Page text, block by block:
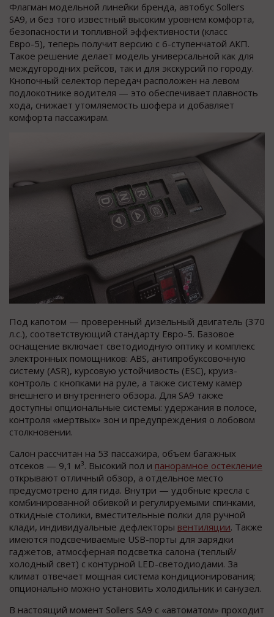
Флагман модельной линейки бренда, автобус Sollers
SA9, и без того известный высоким уровнем комфорта,
безопасности и топливной эффективности (класс
Евро-5), теперь получит версию с 6-ступенчатой АКП.
Такое решение делает модель универсальной как для
междугородних рейсов, так и для экскурсий по городу.
Кнопочный селектор передач расположен на левом
подлокотнике водителя — это обеспечивает плавность
хода, снижает утомляемость шофера и добавляет
комфорта пассажирам.
Под капотом — проверенный дизельный двигатель (370
л.с.), соответствующий стандарту Евро-5. Базовое
оснащение включает светодиодную оптику и комплекс
электронных помощников: ABS, антипробуксовочную
систему (ASR), курсовую устойчивость (ESC), круиз-
контроль с кнопками на руле, а также систему камер
внешнего и внутреннего обзора. Для SA9 также
доступны опциональные системы: удержания в полосе,
контроля «мертвых» зон и предупреждения о лобовом
столкновении.
Салон рассчитан на 53 пассажира, объем багажных
отсеков — 9,1 м³. Высокий пол и панорамное остекление
открывают отличный обзор, а отдельное место
предусмотрено для гида. Внутри — удобные кресла с
комбинированной обивкой и регулируемыми спинками,
откидные столики, вместительные полки для ручной
клади, индивидуальные дефлекторы вентиляции. Также
имеются подсвечиваемые USB-порты для зарядки
гаджетов, атмосферная подсветка салона (теплый/
холодный свет) с контурной LED-светодиодами. За
климат отвечает мощная система кондиционирования;
опционально можно установить холодильник и санузел.
В настоящий момент Sollers SA9 с «автоматом» проходит